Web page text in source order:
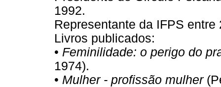
1992.
Representante da IFPS entre
Livros publicados:
• Feminilidade: o perigo do
1974).
• Mulher - profissão mulher